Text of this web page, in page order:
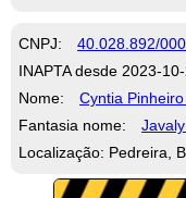
CNPJ: 40.028.892/
INAPTA desde 2023-
Nome:
Cyntia
Fantasia nome:
Localização: Pedreira,